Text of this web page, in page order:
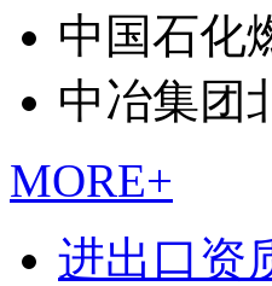
中国石化
中冶集团
MORE+
进出口资